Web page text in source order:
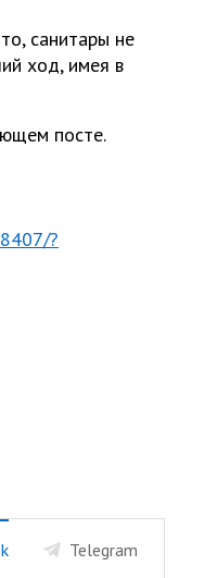
санитары не
ход, имея в
посте.
?
Telegram